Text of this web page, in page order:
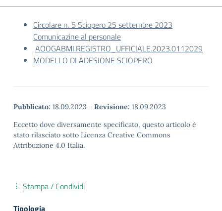
Circolare n. 5 Sciopero 25 settembre 2023
Comunicazine al personale
AOOGABMI.REGISTRO_UFFICIALE.2023.0112029
MODELLO DI ADESIONE SCIOPERO
Pubblicato: 18.09.2023 - Revisione: 18.09.2023
Eccetto dove diversamente specificato, questo articolo è
stato rilasciato sotto Licenza Creative Commons
Attribuzione 4.0 Italia.
Stampa / Condividi
Tipologia